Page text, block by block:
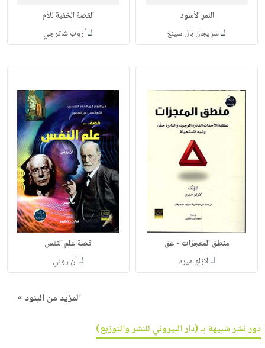
النمر الأسود
لـسريجان بال سينغ
القصة الخفية للأم
لـأروب شاترجي
منطق المعجزات - عق
لـ لازلو ميرد
قصة علم النفس
لـآن روني
المزيد من البنود »
دور نشر شبيهة بـ (دار البيروني للنشر والتوزيع)